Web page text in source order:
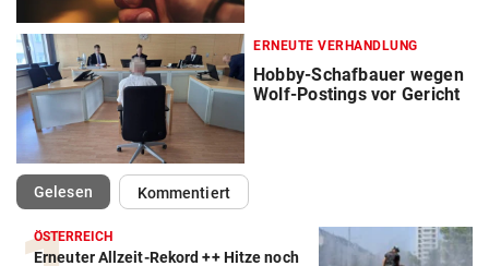
ERNEUTE VERHANDLUNG
Hobby-Schafbauer wegen
Wolf-Postings vor Gericht
Gelesen(ausgewählt)Kommentiert
ÖSTERREICH
Erneuter Allzeit-Rekord ++ Hitze noch